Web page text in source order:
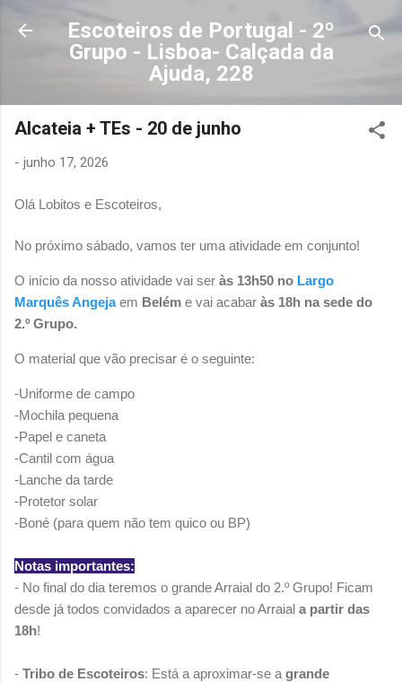
Avançar para o conteúdo principal
Escoteiros de Portugal - 2º
Grupo - Lisboa- Calçada da
Ajuda, 228
Alcateia + TEs - 20 de junho
- junho 17, 2026
Olá Lobitos e Escoteiros,
No próximo sábado, vamos ter uma atividade em conjunto!
O início da nosso atividade vai ser às 13h50 no Largo
Marquês Angeja em Belém e vai acabar às 18h na sede do
2.º Grupo.
O material que vão precisar é o seguinte:
-Uniforme de campo
-Mochila pequena
-Papel e caneta
-Cantil com água
-Lanche da tarde
-Protetor solar
-Boné (para quem não tem quico ou BP)
Notas importantes:
- No final do dia teremos o grande Arraial do 2.º Grupo! Ficam
desde já todos convidados a aparecer no Arraial a partir das
18h!
- Tribo de Escoteiros: Está a aproximar-se a grande